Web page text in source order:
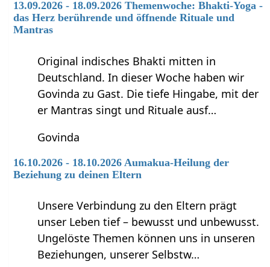
13.09.2026 - 18.09.2026 Themenwoche: Bhakti-Yoga -
das Herz berührende und öffnende Rituale und
Mantras
Original indisches Bhakti mitten in
Deutschland. In dieser Woche haben wir
Govinda zu Gast. Die tiefe Hingabe, mit der
er Mantras singt und Rituale ausf…
Govinda
16.10.2026 - 18.10.2026 Aumakua-Heilung der
Beziehung zu deinen Eltern
Unsere Verbindung zu den Eltern prägt
unser Leben tief – bewusst und unbewusst.
Ungelöste Themen können uns in unseren
Beziehungen, unserer Selbstw…